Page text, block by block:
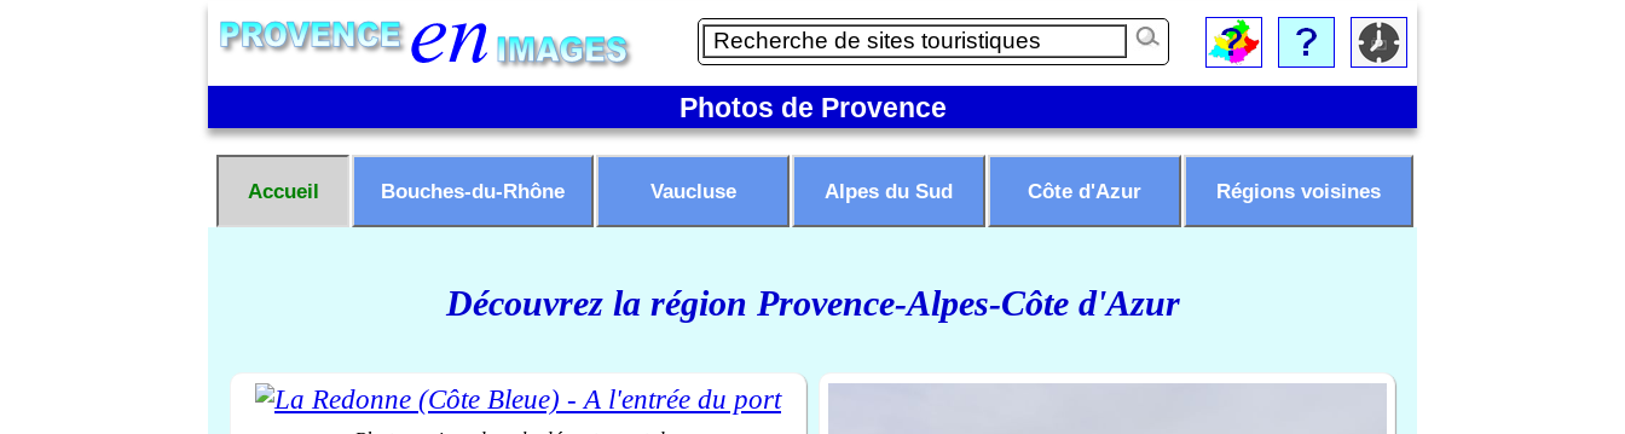
Photos de Provence
Accueil Bouches-du-Rhône Vaucluse Alpes du Sud Côte d'Azur Régions voisines
Découvrez la région Provence-Alpes-Côte d'Azur